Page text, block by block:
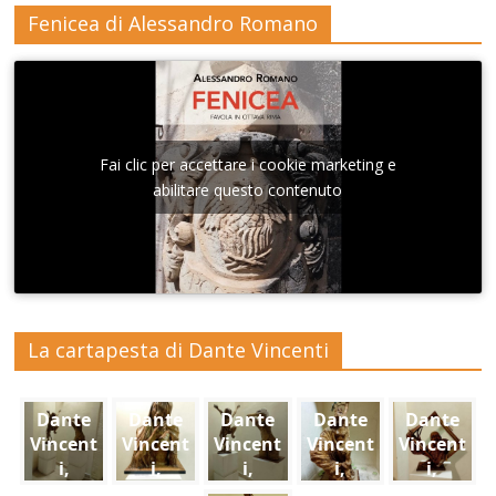
Fenicea di Alessandro Romano
Fai clic per accettare i cookie marketing e
abilitare questo contenuto
La cartapesta di Dante Vincenti
Dante
Vincent
i,
Dante
Vincent
i,
Dante
Vincent
i,
Dante
Vincent
i,
Dante
Vincent
i,